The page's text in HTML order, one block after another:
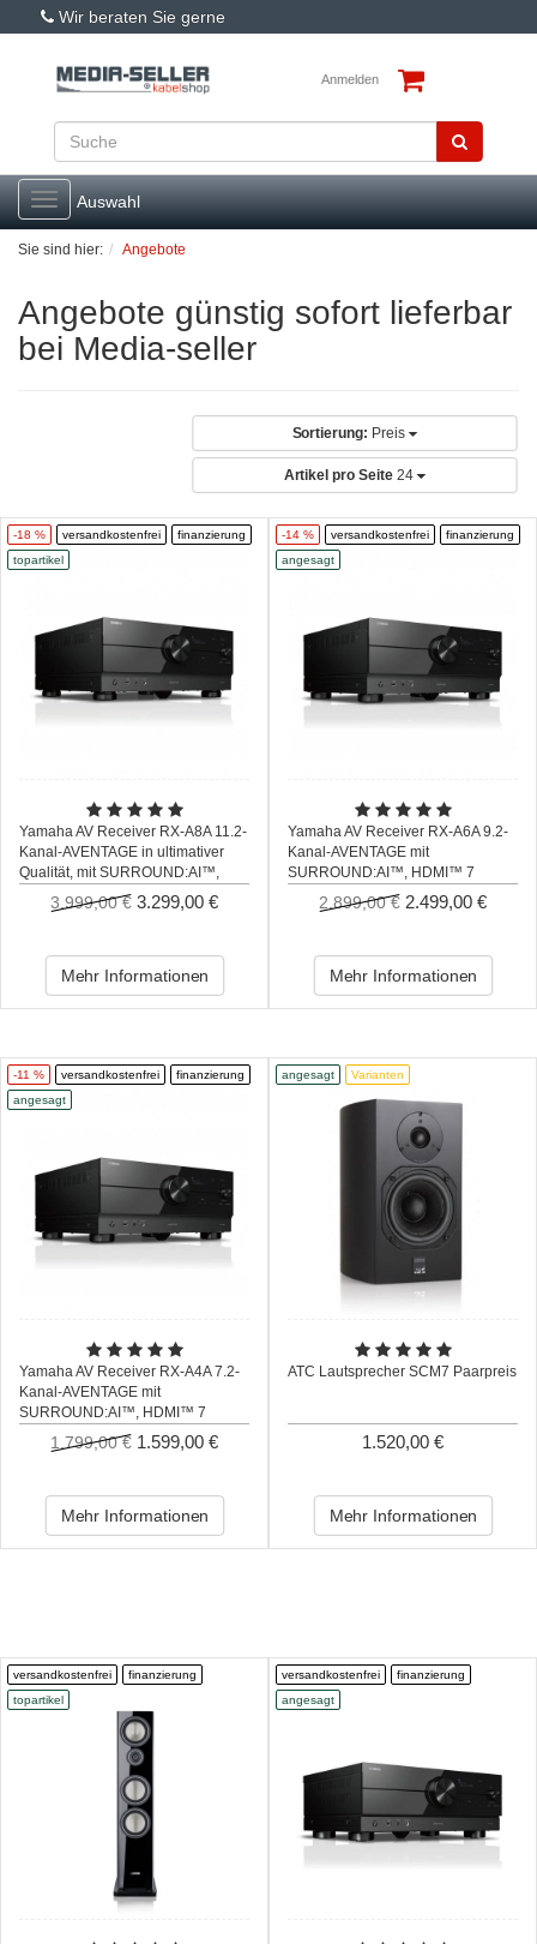
Wir beraten Sie gerne
Anmelden
Toggle
navigation
Auswahl
Sie sind hier: Angebote
Angebote günstig sofort lieferbar
bei Media-seller
Sortierung: Preis
Artikel pro Seite24
-18 % versandkostenfrei
finanzierung
topartikel
Yamaha AV Receiver RX-A8A 11.2-
Kanal-AVENTAGE in ultimativer
Qualität, mit SURROUND:AI™,
HDMI™ 7 Eingänge/3 Ausgänge,
neueste HDMI Generation
3.999,00 € 3.299,00 €
Mehr Informationen
-14 % versandkostenfrei
finanzierung
angesagt
Yamaha AV Receiver RX-A6A 9.2-
Kanal-AVENTAGE mit
SURROUND:AI™, HDMI™ 7
Eingänge/3 Ausgänge, neueste
HDMI Generation
2.899,00 € 2.499,00 €
Mehr Informationen
-11 % versandkostenfrei
finanzierung
angesagt
Yamaha AV Receiver RX-A4A 7.2-
Kanal-AVENTAGE mit
SURROUND:AI™, HDMI™ 7
Eingänge/3 Ausgänge, neueste
HDMI Generation
1.799,00 € 1.599,00 €
Mehr Informationen
angesagt Varianten
ATC Lautsprecher SCM7 Paarpreis
1.520,00 €
Mehr Informationen
versandkostenfrei
finanzierung
topartikel
versandkostenfrei
finanzierung
angesagt